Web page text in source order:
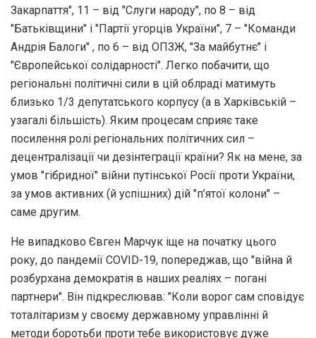
Закарпаття", 11 – від "Слуги народу", по 8 – від
"Батьківщини" і "Партії угорців України", 7 – "Команди
Андрія Балоги" , по 6 – від ОПЗЖ, "За майбутнє" і
"Європейської солідарності". Легко побачити, що
регіональні політичні сили в цій облраді матимуть
близько 1/3 депутатського корпусу (а в Харківській –
узагалі більшість). Яким процесам сприяє таке
посилення ролі регіональних політичних сил –
децентралізації чи дезінтеграції країни? Як на мене, за
умов "гібридної" війни путінської Росії проти України,
за умов активних (й успішних) дій "п’ятої колони" –
саме другим.
Не випадково Євген Марчук іще на початку цього
року, до пандемії COVID-19, попереджав, що "війна й
розбурхана демократія в наших реаліях – погані
партнери". Він підкреслював: "Коли ворог сам сповідує
тоталітаризм у своєму державному управлінні й
методи боротьби проти тебе використовує дуже